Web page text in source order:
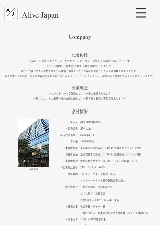
Alive Japan
Company
代表挨拶
「Alive」は一般的に生きている、生き生きとした、活気、元気などの意味で使われています。
そこに「Japan」(日本)をつけて「Alive Japan」にしました。
今はまだ自分たちも未熟で今までの経験と知識をどこまで皆様にお届けできるか未知数ではありますが、
多くの中小企業様に、多くのお客様に笑顔が届けられるよう、
そして今がもっともっと活気のある日本になるよう努めてまいります。
企業理念
一人でも多くの人を笑顔にし、​日本中の企業を元気に！
～私たちは、人と組織の成長支援を通して、持続可能な社会の実現を追求します～
​会社概要
本社外観
・法人名
・代表者名
・法人設立年月日
・資本金
・本社所在地
・支社所在地
・支社所在地
・代表電話番号
・専属顧問
・取引先銀行
・提携企業
・事業内容
Alive Japan合同会社
濱本 大地
2022年1月4日
1,000,000円
東京都渋谷区渋谷2丁目19-15 宮益坂ビルディング6​09
東京都新宿区新宿1丁目18-13 協建新宿一丁目ビル5階
愛知県名古屋市中村区名駅4丁目24-5 第2森ビル401
TEL：03-6331-1609
ベンチャーサポート税理士法人
ベンチャーサポート社会保険労務士法人
三井住友銀行 渋谷駅前支店
みずほ銀行 渋谷支店
住信SBIネット銀行 法人第一支店
株式会社フライヤー様
一般財団法人 日本次世代企業普及機構（ホワイト財団）様
1.SEO・MEO対策事業